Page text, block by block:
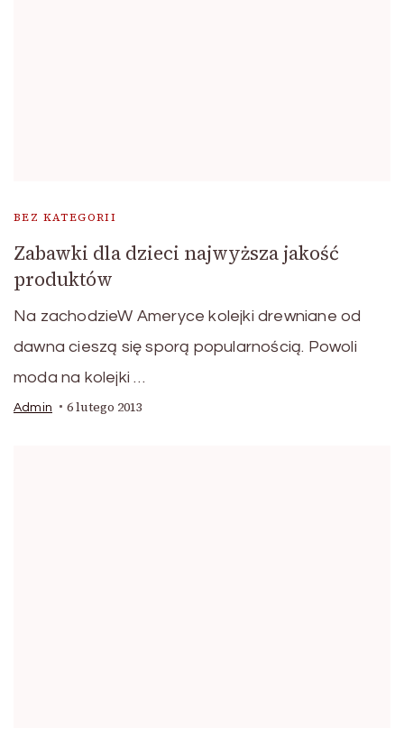
BEZ KATEGORII
Zabawki dla dzieci najwyższa jakość
produktów
Na zachodzieW Ameryce kolejki drewniane od
dawna cieszą się sporą popularnością. Powoli
moda na kolejki …
Admin 6 lutego 2013